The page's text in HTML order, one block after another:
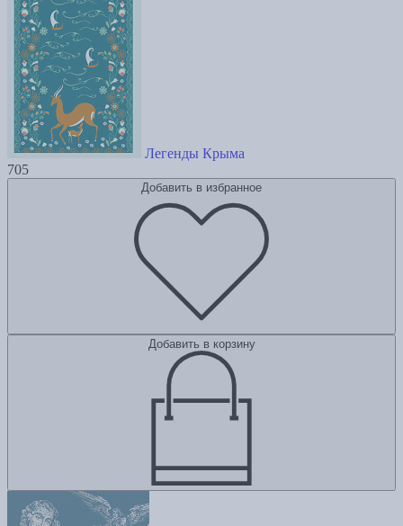
Легенды Крыма
705
Добавить в избранное
Добавить в корзину